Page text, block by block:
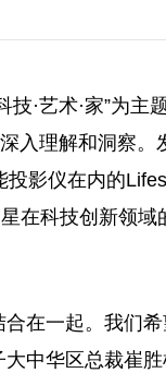
·艺术·家”为主
入理解和洞察。
影仪在内的
在科技创新领域
在一起。我们
中华区总裁崔